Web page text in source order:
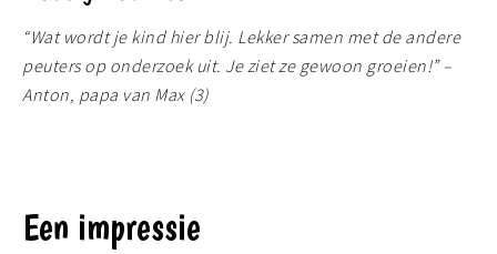
“Wat wordt je kind hier blij. Lekker samen met de andere
peuters op onderzoek uit. Je ziet ze gewoon groeien!” –
Anton, papa van Max (3)
Een impressie